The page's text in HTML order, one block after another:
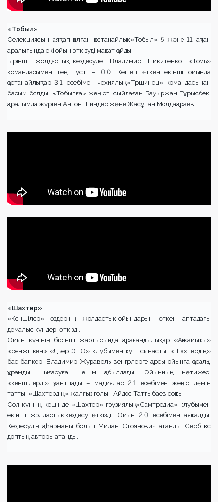
«Тобыл»
Селекциясын аяқтап қалған қостанайлық «Тобыл» 5 және 11 ақпан
аралығында екі ойын өткізуді мақсат қойды.
Бірінші жолдастық кездесуде Владимир Никитенко «Томь»
командасымен тең түсті – 0:0. Кешегі өткен екінші ойында
қостанайлықтар 3:1 есебімен чехиялық «Тршинец» командасынан
басым болды. «Тобылға» жеңісті сыйлаған Бауыржан Тұрысбек,
қаралымда жүрген Антон Шиндер және Жасұлан Молдақараев.
«Шахтер»
«Кеншілер» өздерінң жолдастық ойындарын өткен аптадағы
демалыс күндері өткізді.
Ойын күнінің бірінші жартысында қарағандылықтар «Ақжайықты»
«ренжіткен» «Дьер ЭТО» клубымен күш сынасты. «Шахтердің»
бас бапкері Владимир Журавель венгрлерге қарсы ойынға қосалқы
құрамды шығаруға шешім қабылдады. Ойынның нәтижесі
«кеншілерді» қуантпады – мадиялар 2:1 есебімен жеңіс дәмін
татты. «Шахтердің» жалғыз голын Айдос Таттыбаев соқты.
Сол күннің кешінде «Шахтер» грузиялық «Самтредиа» клубымен
екінші жолдастық кездесу өткізді. Ойын 2:0 есебімен аяқталды.
Кездесудің қаһарманы болып Милан Стоянович атанды. Серб қос
доптың авторы атанды.